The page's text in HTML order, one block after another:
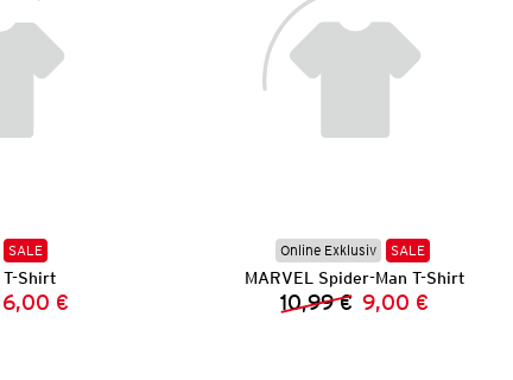
SALE
Shirt
Preis:
Preis:
6,00 €
Online Exklusiv SALE
MARVEL Spider-Man T-Shirt
Vorheriger Preis:
10,99 € Neuer Preis:
9,00 €